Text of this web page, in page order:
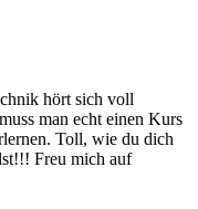
hört sich voll
man echt einen Kurs
Toll, wie du dich
Freu mich auf